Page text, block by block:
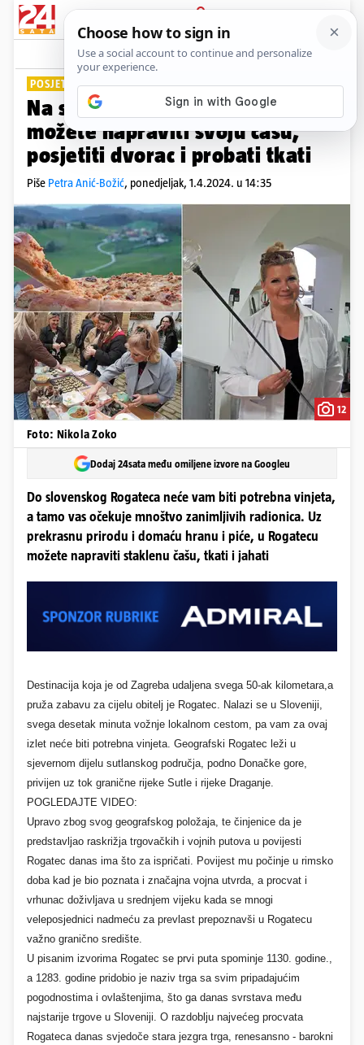
PRIJAVA
Lifestyle Komentari
POSJETITE ROGATEC
Na samo 50 km od Zagreba
možete napraviti svoju čašu,
posjetiti dvorac i probati tkati
Piše Petra Anić-Božić, ponedjeljak, 1.4.2024. u 14:35
12
Foto: Nikola Zoko
Dodaj 24sata među omiljene izvore na Googleu
Do slovenskog Rogateca neće vam biti potrebna vinjeta,
a tamo vas očekuje mnoštvo zanimljivih radionica. Uz
prekrasnu prirodu i domaću hranu i piće, u Rogatecu
možete napraviti staklenu čašu, tkati i jahati
Destinacija koja je od Zagreba udaljena svega 50-ak kilometara,a
pruža zabavu za cijelu obitelj je Rogatec. Nalazi se u Sloveniji,
svega desetak minuta vožnje lokalnom cestom, pa vam za ovaj
izlet neće biti potrebna vinjeta. Geografski Rogatec leži u
sjevernom dijelu sutlanskog područja, podno Donačke gore,
privijen uz tok granične rijeke Sutle i rijeke Draganje.
POGLEDAJTE VIDEO:
Upravo zbog svog geografskog položaja, te činjenice da je
predstavljao raskrižja trgovačkih i vojnih putova u povijesti
Rogatec danas ima što za ispričati. Povijest mu počinje u rimsko
doba kad je bio poznata i značajna vojna utvrda, a procvat i
vrhunac doživljava u srednjem vijeku kada se mnogi
veleposjednici nadmeću za prevlast prepoznavši u Rogatecu
važno granično središte.
U pisanim izvorima Rogatec se prvi puta spominje 1130. godine.,
a 1283. godine pridobio je naziv trga sa svim pripadajućim
pogodnostima i ovlaštenjima, što ga danas svrstava među
najstarije trgove u Sloveniji. O razdoblju najvećeg procvata
Rogateca danas svjedoče stara jezgra trga, renesansno - barokni